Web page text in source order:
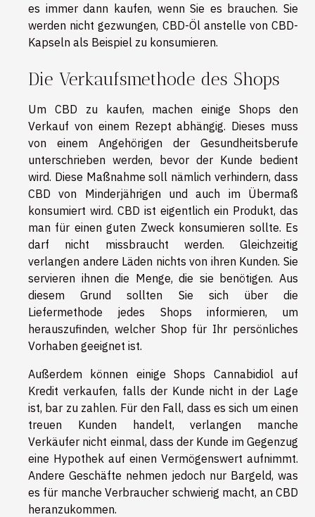
es immer dann kaufen, wenn Sie es brauchen. Sie
werden nicht gezwungen, CBD-Öl anstelle von CBD-
Kapseln als Beispiel zu konsumieren.
Die Verkaufsmethode des Shops
Um CBD zu kaufen, machen einige Shops den
Verkauf von einem Rezept abhängig. Dieses muss
von einem Angehörigen der Gesundheitsberufe
unterschrieben werden, bevor der Kunde bedient
wird. Diese Maßnahme soll nämlich verhindern, dass
CBD von Minderjährigen und auch im Übermaß
konsumiert wird. CBD ist eigentlich ein Produkt, das
man für einen guten Zweck konsumieren sollte. Es
darf nicht missbraucht werden. Gleichzeitig
verlangen andere Läden nichts von ihren Kunden. Sie
servieren ihnen die Menge, die sie benötigen. Aus
diesem Grund sollten Sie sich über die
Liefermethode jedes Shops informieren, um
herauszufinden, welcher Shop für Ihr persönliches
Vorhaben geeignet ist.
Außerdem können einige Shops Cannabidiol auf
Kredit verkaufen, falls der Kunde nicht in der Lage
ist, bar zu zahlen. Für den Fall, dass es sich um einen
treuen Kunden handelt, verlangen manche
Verkäufer nicht einmal, dass der Kunde im Gegenzug
eine Hypothek auf einen Vermögenswert aufnimmt.
Andere Geschäfte nehmen jedoch nur Bargeld, was
es für manche Verbraucher schwierig macht, an CBD
heranzukommen.